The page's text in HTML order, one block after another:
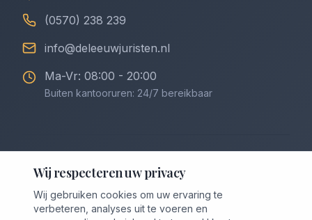
(0570) 238 239
info@deleeuwjuristen.nl
Ma-Vr: 08:00 - 20:00
Buiten kantooruren: 24/7 bereikbaar
2026
De Leeuw Incasso & Juristen. Alle rechten
voorbehouden.
Privacybeleid Algemene Voorwaarden
Wij respecteren uw privacy
Wij gebruiken cookies om uw ervaring te
verbeteren, analyses uit te voeren en